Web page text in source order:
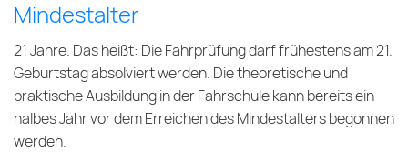
Mindestalter
21 Jahre. Das heißt: Die Fahrprüfung darf frühestens am 21.
Geburtstag absolviert werden. Die theoretische und
praktische Ausbildung in der Fahrschule kann bereits ein
halbes Jahr vor dem Erreichen des Mindestalters begonnen
werden.